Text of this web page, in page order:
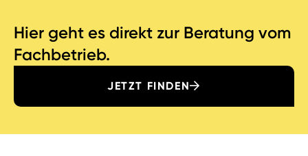
Hier geht es direkt zur Beratung vom
Fachbetrieb.
JETZT FINDEN